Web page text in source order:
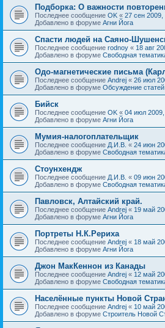
Подборка: О важности
Последнее сообщение OK « 27 сен 2009,
Добавлено в форуме Агни Йога
Спасти людей на Саяно-
Последнее сообщение rodnoy « 18 авг
Добавлено в форуме Свободная
Одо-магнетические письма
Последнее сообщение Andrej « 26 июл
Добавлено в форуме Обсуждение статей
Бийск
Последнее сообщение OK « 04 июл
Добавлено в форуме Агни Йога
Мумия-налогоплательщик
Последнее сообщение Д.И.В. « 24 июн
Добавлено в форуме Свободная
Стоунхендж
Последнее сообщение Д.И.В. « 09 июн
Добавлено в форуме Свободная
Павловск, Алтайский край.
Последнее сообщение Andrej « 19 май
Добавлено в форуме Агни Йога
Портреты Н.К.Рериха
Последнее сообщение Andrej « 18 май
Добавлено в форуме Агни Йога
Джон МакКеннон из Канады
Последнее сообщение Andrej « 12 май
Добавлено в форуме Свободная
Населённые пункты Новой
Последнее сообщение Andrej « 10 май
Добавлено в форуме Строитель Новой